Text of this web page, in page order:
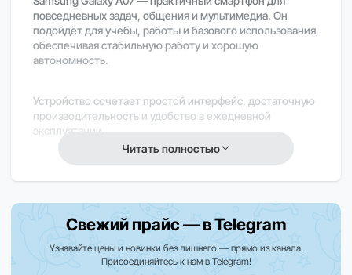
повседневных задач, общения и мультимедиа. Он
подойдёт для учебы, работы и базового использования,
обеспечивая стабильную работу и хорошую
автономность.
Устройство сочетает простой интерфейс, достаточную
производительность и удобство в ежедневной
эксплуатации.
может отличаться или быть недоступна.
Закажите прямо сейчас
Оформите заказ на Samsung Galaxy A07 4/64GB уже
Читать полностью
Свежий прайс — в Telegram
Узнавайте цены и новинки без лишнего — прямо из канала.
Присоединяйтесь к нам в Telegram!